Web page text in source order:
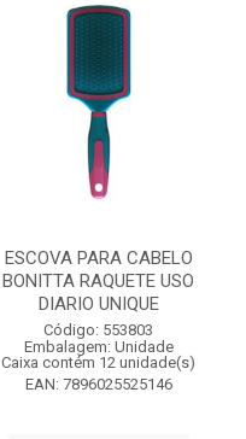
ESCOVA PARA CABELO
BONITTA RAQUETE USO
DIARIO UNIQUE
Código: 553803
Embalagem: Unidade
Caixa contém 12 unidade(s)
EAN: 7896025525146